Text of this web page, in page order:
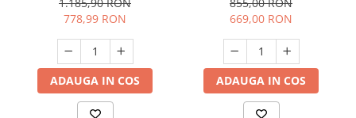
Profesional
778,99 RON
ADAUGA IN COS
EMTOP
669,00 RON
ADAUGA IN COS